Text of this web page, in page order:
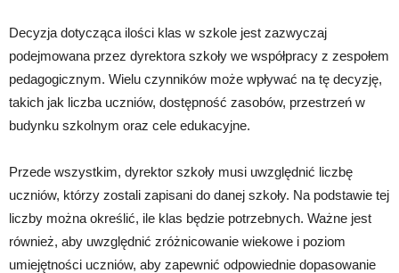
Decyzja dotycząca ilości klas w szkole jest zazwyczaj
podejmowana przez dyrektora szkoły we współpracy z zespołem
pedagogicznym. Wielu czynników może wpływać na tę decyzję,
takich jak liczba uczniów, dostępność zasobów, przestrzeń w
budynku szkolnym oraz cele edukacyjne.
Przede wszystkim, dyrektor szkoły musi uwzględnić liczbę
uczniów, którzy zostali zapisani do danej szkoły. Na podstawie tej
liczby można określić, ile klas będzie potrzebnych. Ważne jest
również, aby uwzględnić zróżnicowanie wiekowe i poziom
umiejętności uczniów, aby zapewnić odpowiednie dopasowanie